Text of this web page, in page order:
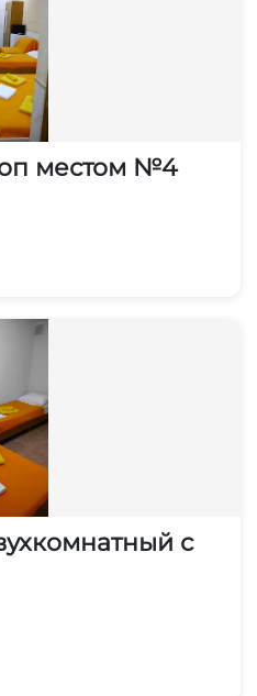
местом №4
с